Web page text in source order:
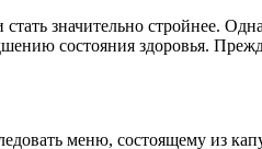
значительно стройнее.
состояния здоровья.
меню, состоящему из